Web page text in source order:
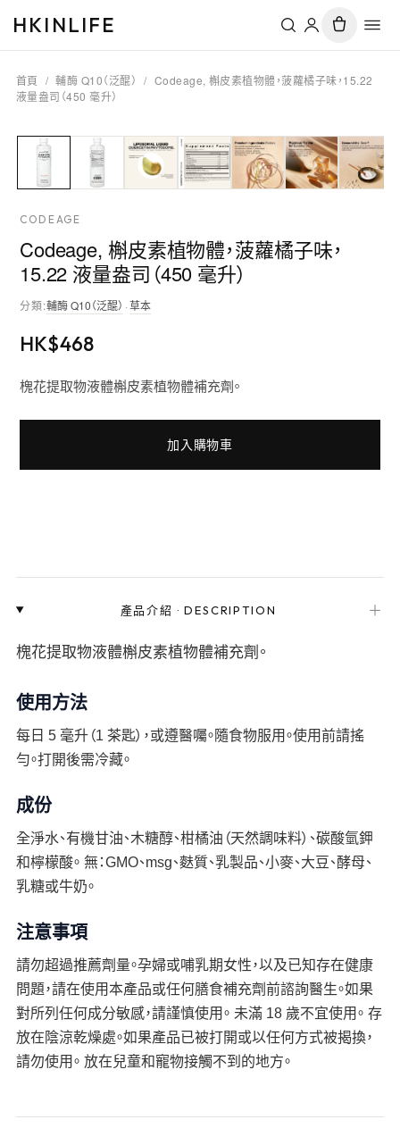
HKINLIFE
首頁 / 輔酶 Q10（泛醌） / Codeage, 槲皮素植物體，菠蘿橘子味，15.22
液量盎司（450 毫升）
CODEAGE
Codeage, 槲皮素植物體，菠蘿橘子味，
15.22 液量盎司（450 毫升）
分類:輔酶 Q10（泛醌） ·草本
HK$468
槐花提取物液體槲皮素植物體補充劑。
加入購物車
產品介紹 ·DESCRIPTION ＋
槐花提取物液體槲皮素植物體補充劑。
使用方法
每日 5 毫升（1 茶匙），或遵醫囑。隨食物服用。使用前請搖
勻。打開後需冷藏。
成份
全淨水、有機甘油、木糖醇、柑橘油（天然調味料）、碳酸氫鉀
和檸檬酸。 無：GMO、msg、麩質、乳製品、小麥、大豆、酵母、
乳糖或牛奶。
注意事項
請勿超過推薦劑量。孕婦或哺乳期女性，以及已知存在健康
問題，請在使用本產品或任何膳食補充劑前諮詢醫生。如果
對所列任何成分敏感，請謹慎使用。 未滿 18 歲不宜使用。 存
放在陰涼乾燥處。如果產品已被打開或以任何方式被揭換，
請勿使用。 放在兒童和寵物接觸不到的地方。